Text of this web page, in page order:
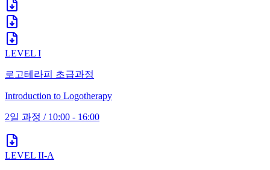
LEVEL I
로고테라피 초급과정
Introduction to Logotherapy
2일 과정 / 10:00 - 16:00
LEVEL II-A